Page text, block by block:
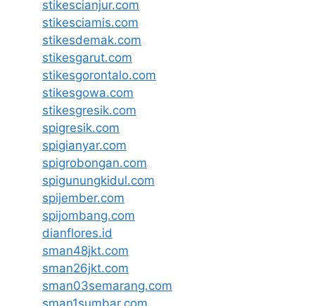
stikescianjur.com
stikesciamis.com
stikesdemak.com
stikesgarut.com
stikesgorontalo.com
stikesgowa.com
stikesgresik.com
spigresik.com
spigianyar.com
spigrobongan.com
spigunungkidul.com
spijember.com
spijombang.com
dianflores.id
sman48jkt.com
sman26jkt.com
sman03semarang.com
sman1sumbar.com